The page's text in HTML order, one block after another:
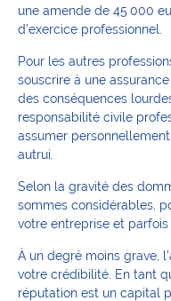
une amende de 45 000
d’exercice professionnel.
Pour les autres
souscrire à une
des conséquences
responsabilité civile
assumer
autrui.
Selon la gravité des
sommes considérables,
votre entreprise et
À un degré moins grave,
votre crédibilité. En tant
réputation est un capital